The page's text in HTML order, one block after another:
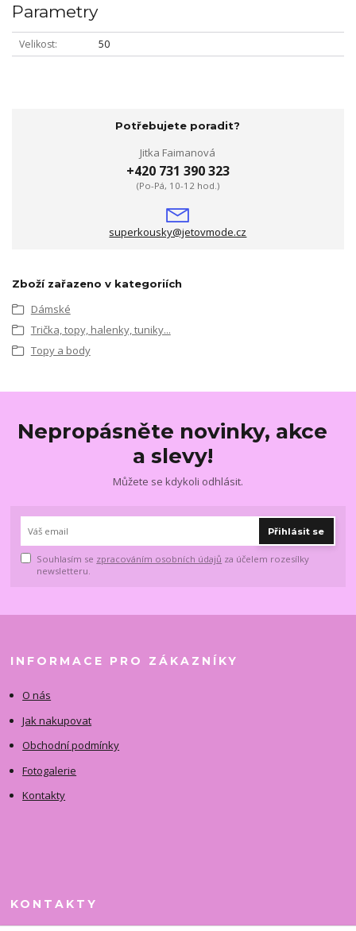
Parametry
Velikost 50
Potřebujete poradit?
Jitka Faimanová
+420 731 390 323
(Po-Pá, 10-12 hod.)
superkousky@jetovmode.cz
Zboží zařazeno v kategoriích
Dámské
Trička, topy, halenky, tuniky...
Topy a body
Nepropásněte novinky, akce
a slevy!
Můžete se kdykoli odhlásit.
Přihlásit se
Souhlasím se zpracováním osobních údajů za účelem rozesílky
newsletteru.
INFORMACE PRO ZÁKAZNÍKY
O nás
Jak nakupovat
Obchodní podmínky
Fotogalerie
Kontakty
KONTAKTY